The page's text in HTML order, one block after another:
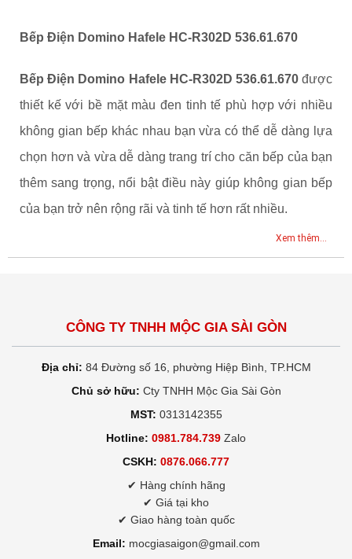
Bếp Điện Domino Hafele HC-R302D 536.61.670
Bếp Điện Domino Hafele HC-R302D 536.61.670được
thiết kế với bề mặt màu đen tinh tế phù hợp với nhiều
không gian bếp khác nhau bạn vừa có thể dễ dàng lựa
chọn hơn và vừa dễ dàng trang trí cho căn bếp của bạn
thêm sang trọng, nổi bật điều này giúp không gian bếp
của bạn trở nên rộng rãi và tinh tế hơn rất nhiều.
Xem thêm...
CÔNG TY TNHH MỘC GIA SÀI GÒN
Địa chỉ: 84 Đường số 16, phường Hiệp Bình, TP.HCM
Chủ sở hữu: Cty TNHH Mộc Gia Sài Gòn
MST: 0313142355
Hotline: 0981.784.739 Zalo
CSKH: 0876.066.777
✔ Hàng chính hãng
✔ Giá tại kho
✔ Giao hàng toàn quốc
Email: mocgiasaigon@gmail.com